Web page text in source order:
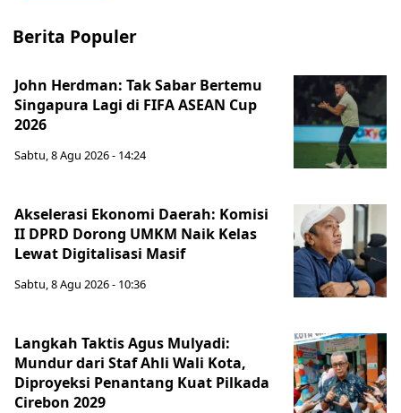
Berita Populer
John Herdman: Tak Sabar Bertemu
Singapura Lagi di FIFA ASEAN Cup
2026
Sabtu, 8 Agu 2026 - 14:24
Akselerasi Ekonomi Daerah: Komisi
II DPRD Dorong UMKM Naik Kelas
Lewat Digitalisasi Masif
Sabtu, 8 Agu 2026 - 10:36
Langkah Taktis Agus Mulyadi:
Mundur dari Staf Ahli Wali Kota,
Diproyeksi Penantang Kuat Pilkada
Cirebon 2029